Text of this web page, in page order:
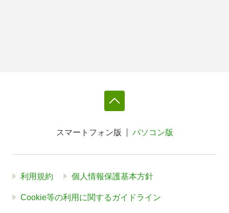
スマートフォン版 パソコン版
利用規約 個人情報保護基本方針
Cookie等の利用に関するガイドライン